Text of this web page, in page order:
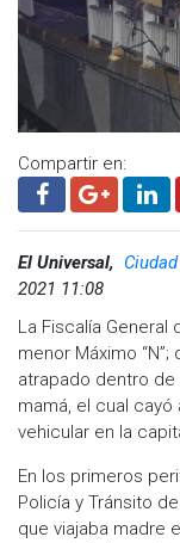
Compartir en:
El Universal,
2021 11:08
La Fiscalía
menor Máximo
atrapado dentro de
mamá, el cual
vehicular en la
En los primeros
Policía y Tránsito
que viajaba madre